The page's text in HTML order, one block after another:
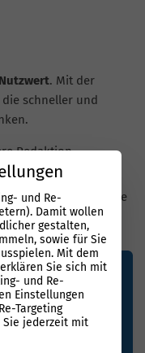
. Mit der
schneller und
Redaktion
KI-Unterstützung
Sprache, semantische
und Re-
Damit wollen
gestalten,
sowie für Sie
Mit dem
Sie sich mit
und Re-
Einstellungen
Targeting
Sie jederzeit mit